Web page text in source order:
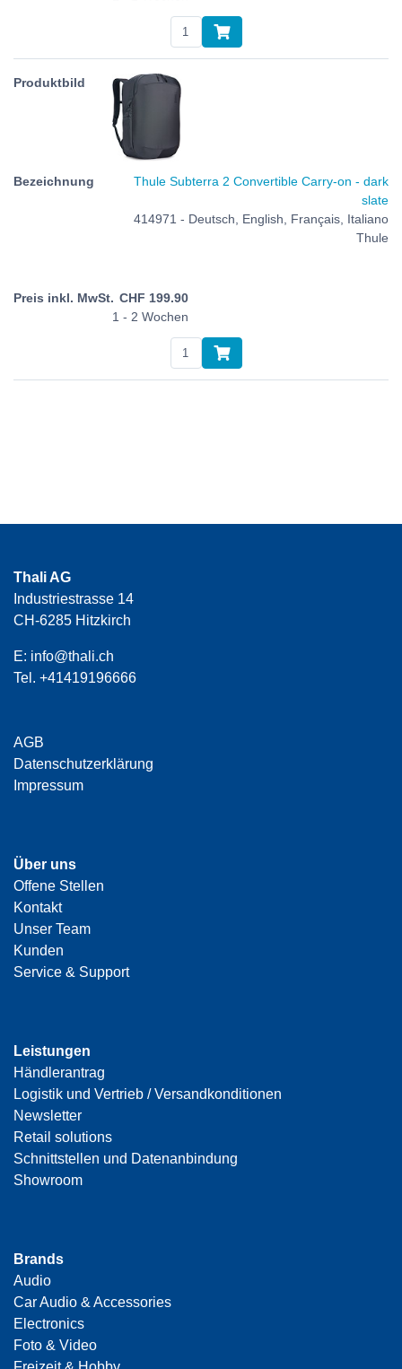
Thule Subterra 2 Convertible Carry-on - dark
slate
414971 - Deutsch, English, Français, Italiano
Thule
CHF 199.90
1 - 2 Wochen
Thali AG
Industriestrasse 14
CH-6285 Hitzkirch
E: info@thali.ch
Tel. +41419196666
AGB
Datenschutzerklärung
Impressum
Über uns
Offene Stellen
Kontakt
Unser Team
Kunden
Service & Support
Leistungen
Händlerantrag
Logistik und Vertrieb / Versandkonditionen
Newsletter
Retail solutions
Schnittstellen und Datenanbindung
Showroom
Brands
Audio
Car Audio & Accessories
Electronics
Foto & Video